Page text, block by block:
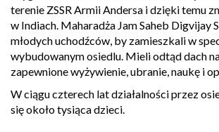
terenie ZSSR Armii Andersa i dzięki temu
w Indiach. Maharadża Jam Saheb Digvijay
młodych uchodźców, by zamieszkali w
wybudowanym osiedlu. Mieli odtąd dach
zapewnione wyżywienie, ubranie, naukę i
W ciągu czterech lat działalności przez
się około tysiąca dzieci.